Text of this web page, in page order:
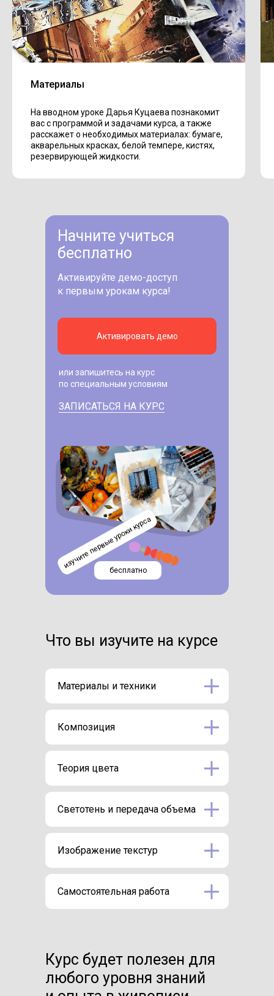
Материалы
На вводном уроке Дарья Куцаева познакомит
вас с программой и задачами курса, а также
расскажет о необходимых материалах: бумаге,
акварельных красках, белой темпере, кистях,
резервирующей жидкости.
Начните учиться
бесплатно
или запишитесь на курс
по специальным условиям
Активировать демо
бесплатно
изучите первые уроки курса
Активируйте демо-доступ
к первым урокам курса!
ЗАПИСАТЬСЯ НА КУРС
Что вы изучите на курсе
Материалы и техники
Композиция
Теория цвета
Светотень и передача объема
Изображение текстур
Самостоятельная работа
Курс будет полезен для
любого уровня знаний